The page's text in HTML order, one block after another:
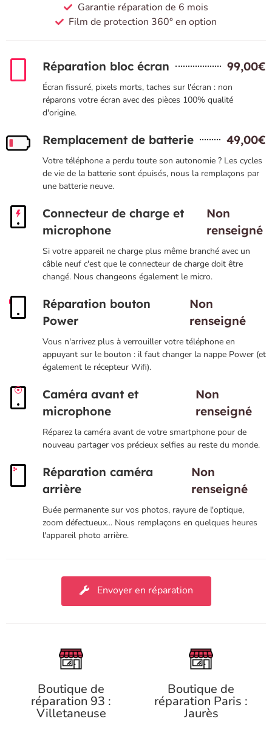
Garantie réparation de 6 mois
Film de protection 360° en option
Réparation bloc écran 99,00€
Écran fissuré, pixels morts, taches sur l'écran : non
réparons votre écran avec des pièces 100% qualité
d'origine.
Remplacement de batterie 49,00€
Votre téléphone a perdu toute son autonomie ? Les cycles
de vie de la batterie sont épuisés, nous la remplaçons par
une batterie neuve.
Connecteur de charge et
microphone
Non
renseigné
Si votre appareil ne charge plus même branché avec un
câble neuf c'est que le connecteur de charge doit être
changé. Nous changeons également le micro.
Réparation bouton
Power
Non
renseigné
Vous n'arrivez plus à verrouiller votre téléphone en
appuyant sur le bouton : il faut changer la nappe Power (et
également le récepteur Wifi).
Caméra avant et
microphone
Non
renseigné
Réparez la caméra avant de votre smartphone pour de
nouveau partager vos précieux selfies au reste du monde.
Réparation caméra
arrière
Non
renseigné
Buée permanente sur vos photos, rayure de l'optique,
zoom défectueux... Nous remplaçons en quelques heures
l'appareil photo arrière.
Envoyer en réparation
Boutique de
réparation 93 :
Villetaneuse
Boutique de
réparation Paris :
Jaurès